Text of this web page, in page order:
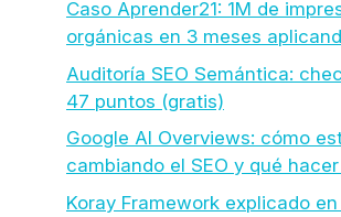
Caso Aprender21: 1M de
orgánicas en 3 meses
Auditoría SEO Semántica:
47 puntos (gratis)
Google AI Overviews: cómo
cambiando el SEO y qué
Koray Framework explicado en